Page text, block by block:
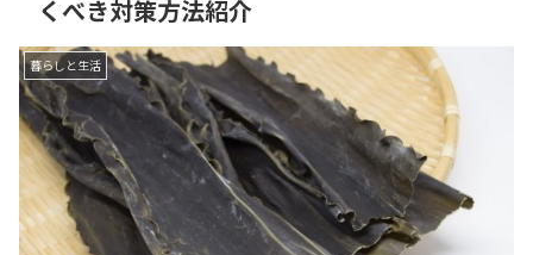
くべき対策方法紹介
暮らしと生活